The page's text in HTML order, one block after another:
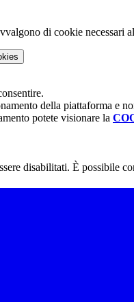
di cookie necessari
della piattaforma e
potete visionare la
disabilitati. È possibile